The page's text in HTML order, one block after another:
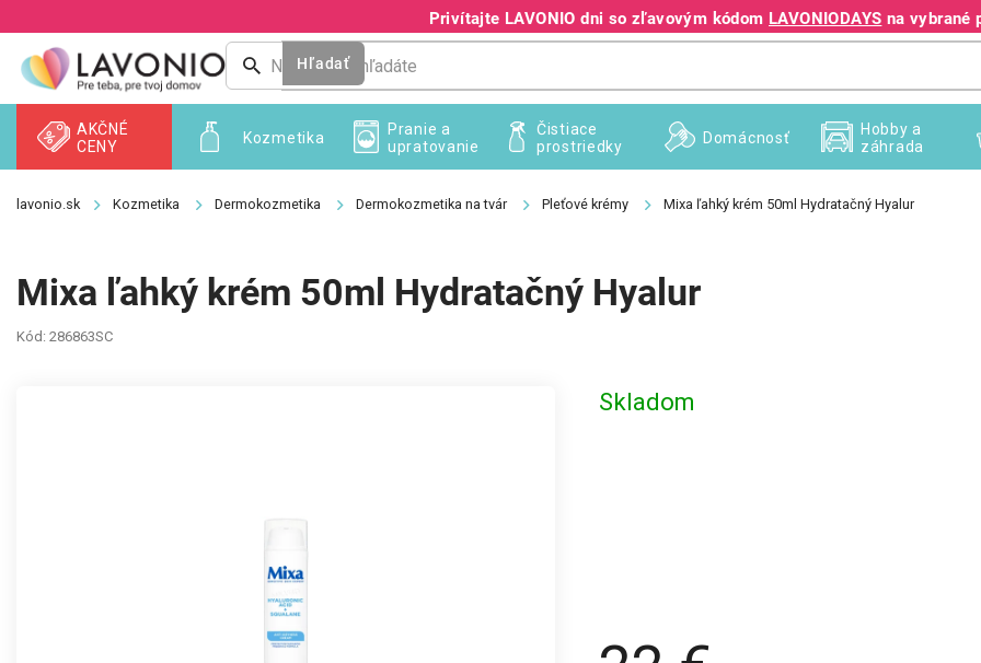
na
obsah
Privítajte LAVONIO dni so zľavovým kódom LAVONIODAYS na vybrané
+421 940 995 209
Hľadať
Kozmetika
AKČNÉ
CENY
Pranie a
upratovanie
Čistiace
prostriedky
Domácnosť
Hobby a
záhrada
Kozmetika Dermokozmetika Dermokozmetika na tvár Pleťové krémy Mixa ľahký krém 50ml Hydratačný Hyalur
Mixa ľahký krém 50ml Hydratačný Hyalur
Kód: 286863SC
Skladom